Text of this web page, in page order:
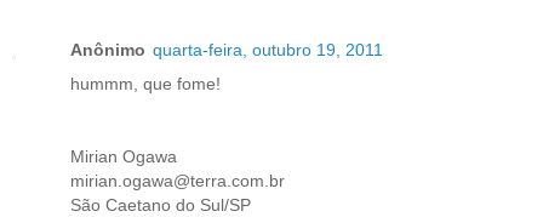
Anônimo quarta-feira, outubro 19, 2011
hummm, que fome!
Mirian Ogawa
mirian.ogawa@terra.com.br
São Caetano do Sul/SP